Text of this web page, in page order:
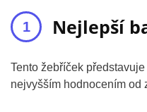
Nejlepší
Tento žebříček
nejvyšším hodnocením od